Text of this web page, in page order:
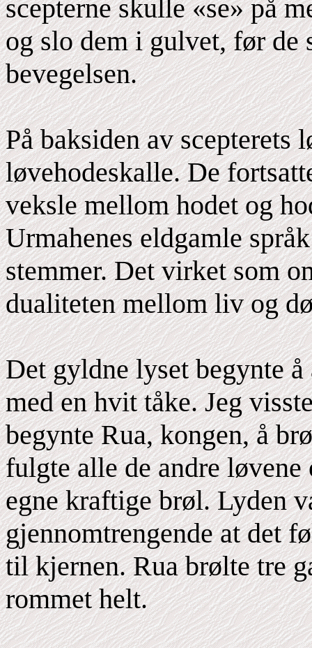
scepterne skulle «se» på
og slo dem i gulvet, før de
bevegelsen.
På baksiden av scepterets
løvehodeskalle. De
veksle mellom hodet og
Urmahenes eldgamle
stemmer. Det virket som
dualiteten mellom liv og
Det gyldne lyset begynte
med en hvit tåke. Jeg
begynte Rua, kongen, å
fulgte alle de andre
egne kraftige brøl. Lyden
gjennomtrengende at det
til kjernen. Rua brølte tre
rommet helt.